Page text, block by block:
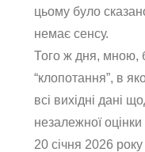
цьому було
немає сенсу.
Того ж дня, мною,
“клопотання”, в
всі вихідні дані
незалежної оцінки
20 січня 2026